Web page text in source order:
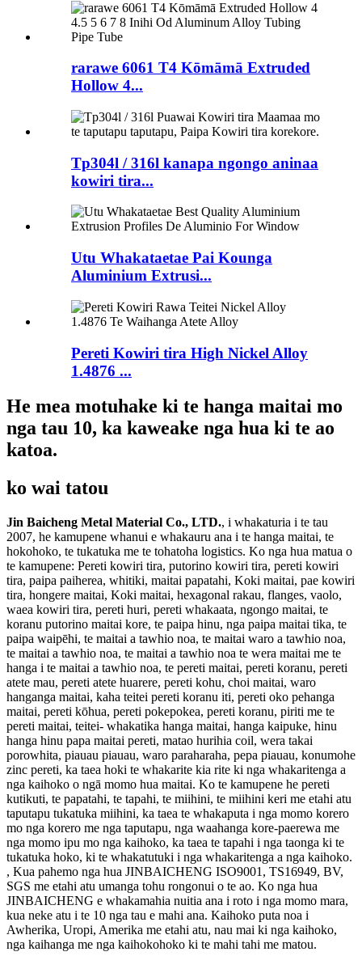
rarawe 6061 T4 Kōmāmā Extruded
Hollow 4...
Tp304l / 316l kanapa ngongo aninaa
kowiri tira...
Utu Whakataetae Pai Kounga
Aluminium Extrusi...
Pereti Kowiri tira High Nickel Alloy
1.4876 ...
He mea motuhake ki te hanga maitai mo
nga tau 10, ka kaweake nga hua ki te ao
katoa.
ko wai tatou
Jin Baicheng Metal Material Co., LTD., i whakaturia i te tau
2007, he kamupene whanui e whakauru ana i te hanga maitai, te
hokohoko, te tukatuka me te tohatoha logistics. Ko nga hua matua o
te kamupene: Pereti kowiri tira, putorino kowiri tira, pereti kowiri
tira, paipa paiherea, whitiki, maitai papatahi, Koki maitai, pae kowiri
tira, hongere maitai, Koki maitai, hexagonal rakau, flanges, vaolo,
waea kowiri tira, pereti huri, pereti whakaata, ngongo maitai, te
koranu putorino maitai kore, te paipa hinu, nga paipa maitai tika, te
paipa waipēhi, te maitai a tawhio noa, te maitai waro a tawhio noa,
te maitai a tawhio noa, te maitai a tawhio noa te wera maitai me te
hanga i te maitai a tawhio noa, te pereti maitai, pereti koranu, pereti
atete mau, pereti atete huarere, pereti kohu, choi maitai, waro
hanganga maitai, kaha teitei pereti koranu iti, pereti oko pehanga
maitai, pereti kōhua, pereti pokepokea, pereti koranu, piriti me te
pereti maitai, teitei- whakatika hanga maitai, hanga kaipuke, hinu
hanga hinu papa maitai pereti, matao hurihia coil, wera takai
porowhita, piauau piauau, waro paraharaha, pepa piauau, konumohe
zinc pereti, ka taea hoki te whakarite kia rite ki nga whakaritenga a
nga kaihoko o ngā momo hua maitai. Ko te kamupene he pereti
kutikuti, te papatahi, te tapahi, te miihini, te miihini keri me etahi atu
taputapu tukatuka miihini, ka taea te whakaputa i nga momo korero
mo nga korero me nga taputapu, nga waahanga kore-paerewa me
nga momo ipu mo nga kaihoko, ka taea te tapahi i nga taonga ki te
tukatuka hoko, ki te whakatutuki i nga whakaritenga a nga kaihoko.
, Kua pahemo nga hua JINBAICHENG ISO9001, TS16949, BV,
SGS me etahi atu umanga tohu rongonui o te ao. Ko nga hua
JINBAICHENG e whakamahia nuitia ana i roto i nga momo mara,
kua neke atu i te 10 nga tau e mahi ana. Kaihoko puta noa i
Awherika, Uropi, Amerika me etahi atu, nau mai ki nga kaihoko,
nga kaihanga me nga kaihokohoko ki te mahi tahi me matou.